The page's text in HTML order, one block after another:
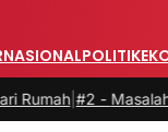
POLITIK
-Masalah Utama